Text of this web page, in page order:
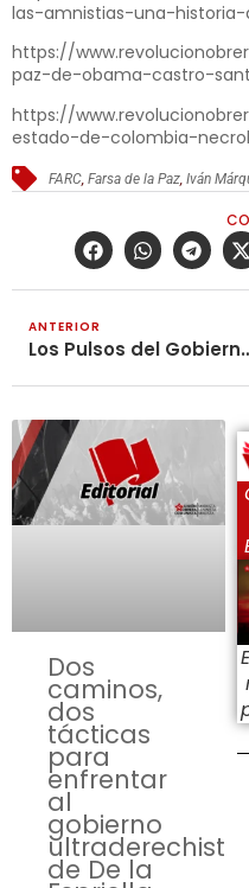
las-amnistias-una-
https://
paz-de-obama-castro-
https://
estado-de-colombia-
FARC ,Farsa de la Paz ,Iván
ANTERIOR
Los Pulsos del
Dos
caminos,
dos
tácticas
para
enfrentar
al
gobierno
ultraderechista
de De la